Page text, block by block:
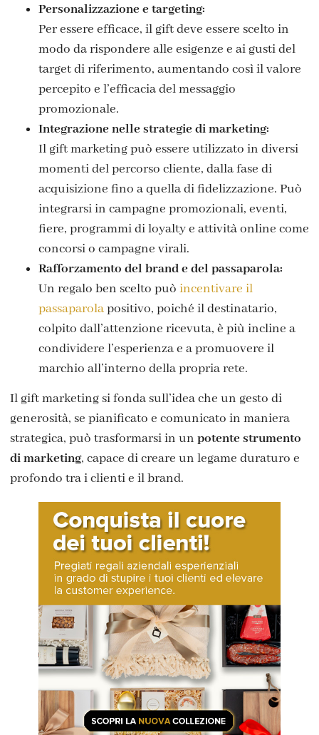
Personalizzazione e targeting:
Per essere efficace, il gift deve essere scelto in
modo da rispondere alle esigenze e ai gusti del
target di riferimento, aumentando così il valore
percepito e l’efficacia del messaggio
promozionale.
Integrazione nelle strategie di marketing:
Il gift marketing può essere utilizzato in diversi
momenti del percorso cliente, dalla fase di
acquisizione fino a quella di fidelizzazione. Può
integrarsi in campagne promozionali, eventi,
fiere, programmi di loyalty e attività online come
concorsi o campagne virali.
Rafforzamento del brand e del passaparola:
Un regalo ben scelto può incentivare il
passaparolapositivo, poiché il destinatario,
colpito dall’attenzione ricevuta, è più incline a
condividere l’esperienza e a promuovere il
marchio all’interno della propria rete.
Il gift marketing si fonda sull’idea che un gesto di
generosità, se pianificato e comunicato in maniera
strategica, può trasformarsi in un potente strumento
di marketing, capace di creare un legame duraturo e
profondo tra i clienti e il brand.